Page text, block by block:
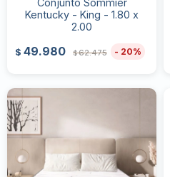
Conjunto Sommier
Kentucky - King - 1.80 x
2.00
$ 49.980 $62.475 20